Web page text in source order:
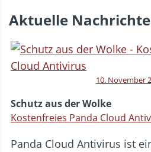
Aktuelle
10. November
Schutz aus der Wolke
Kostenfreies Panda Cloud
Panda Cloud Antivirus ist